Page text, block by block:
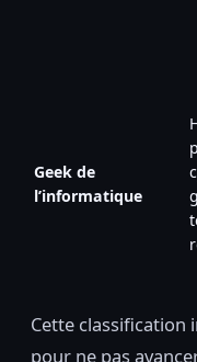
Geek de
l’informatique
Cette classification
pour ne pas